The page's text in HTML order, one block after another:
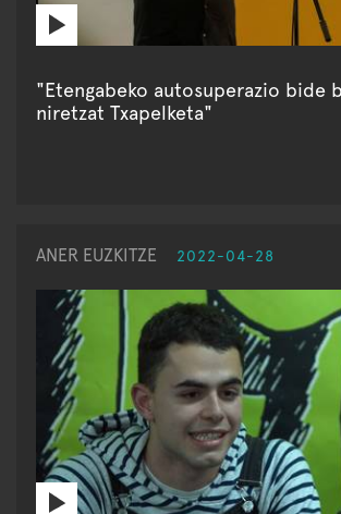
"Etengabeko autosuperazio bide
niretzat Txapelketa"
ANER EUZKITZE 2022-04-28